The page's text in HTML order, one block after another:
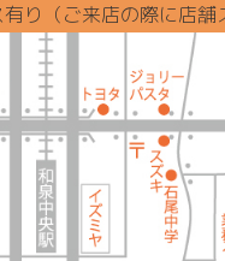
り（ご来店の際に店舗